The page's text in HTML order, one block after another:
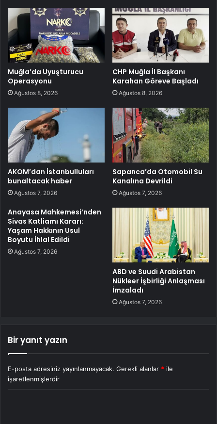
Muğla’da Uyuşturucu
Operasyonu
Ağustos 8, 2026
CHP Muğla İl Başkanı
Karahan Göreve Başladı
Ağustos 8, 2026
AKOM’dan İstanbulluları
bunaltacak haber
Ağustos 7, 2026
Sapanca’da Otomobil Su
Kanalına Devrildi
Ağustos 7, 2026
Anayasa Mahkemesi’nden
Sivas Katliamı Kararı:
Yaşam Hakkının Usul
Boyutu İhlal Edildi
Ağustos 7, 2026
ABD ve Suudi Arabistan
Nükleer İşbirliği Anlaşması
İmzaladı
Ağustos 7, 2026
Bir yanıt yazın
E-posta adresiniz yayınlanmayacak. Gerekli alanlar * ile
işaretlenmişlerdir